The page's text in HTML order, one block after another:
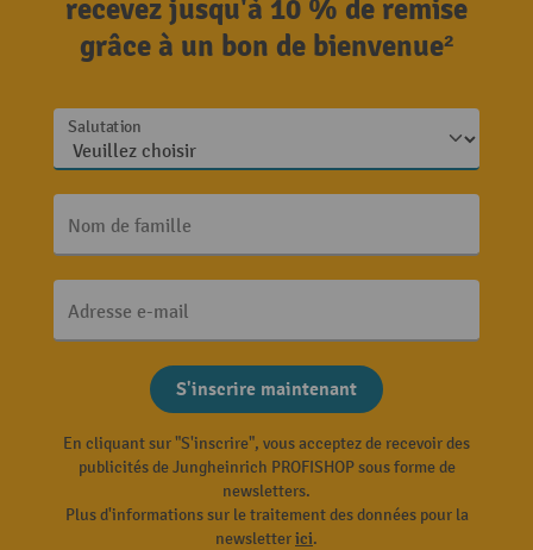
recevez jusqu'à 10 % de remise
grâce à un bon de bienvenue²
Salutation
Nom de famille
Adresse e-mail
S'inscrire maintenant
En cliquant sur "S'inscrire", vous acceptez de recevoir des
publicités de Jungheinrich PROFISHOP sous forme de
newsletters.
Plus d'informations sur le traitement des données pour la
newsletterici.